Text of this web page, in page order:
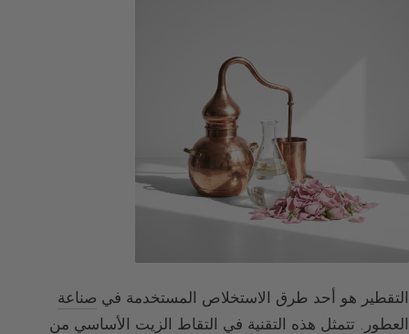
التقطير هو أحد طرق الاستخلاص المستخدمة في صناعة
العطور . تتمثل هذه التقنية في التقاط الزيت الأساسي من